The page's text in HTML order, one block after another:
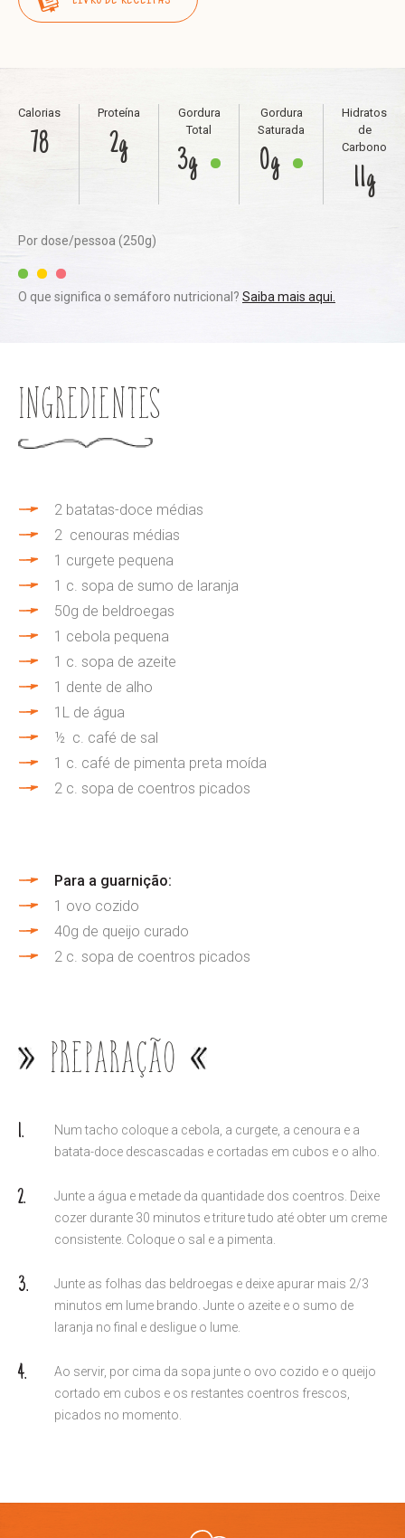
Calorias
78
Proteína
2g
Gordura
Total
3g
Gordura
Saturada
0g
Hidratos
de
Carbono
11g
Por dose/pessoa (250g)
O que significa o semáforo nutricional? Saiba mais aqui.
Ingredientes
2 batatas-doce médias
2 cenouras médias
1 curgete pequena
1 c. sopa de sumo de laranja
50g de beldroegas
1 cebola pequena
1 c. sopa de azeite
1 dente de alho
1L de água
½ c. café de sal
1 c. café de pimenta preta moída
2 c. sopa de coentros picados
Para a guarnição:
1 ovo cozido
40g de queijo curado
2 c. sopa de coentros picados
Preparação
Num tacho coloque a cebola, a curgete, a cenoura e a
batata-doce descascadas e cortadas em cubos e o alho.
Junte a água e metade da quantidade dos coentros. Deixe
cozer durante 30 minutos e triture tudo até obter um creme
consistente. Coloque o sal e a pimenta.
Junte as folhas das beldroegas e deixe apurar mais 2/3
minutos em lume brando. Junte o azeite e o sumo de
laranja no final e desligue o lume.
Ao servir, por cima da sopa junte o ovo cozido e o queijo
cortado em cubos e os restantes coentros frescos,
picados no momento.